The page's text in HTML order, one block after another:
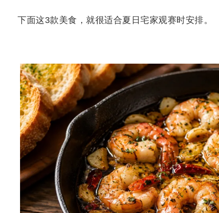
下面这3款美食，就很适合夏日宅家观赛时安排。